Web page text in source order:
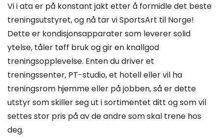
Vi i ata er på konstant jakt etter å formidle det beste
treningsutstyret, og nå tar vi SportsArt til Norge!
Dette er kondisjonsapparater som leverer solid
ytelse, tåler tøff bruk og gir en knallgod
treningsopplevelse. Enten du driver et
treningssenter, PT-studio, et hotell eller vil ha
treningsrom hjemme eller på jobben, så er dette
utstyr som skiller seg ut i sortimentet ditt og som vil
settes stor pris på av de andre som skal trene hos
deg.